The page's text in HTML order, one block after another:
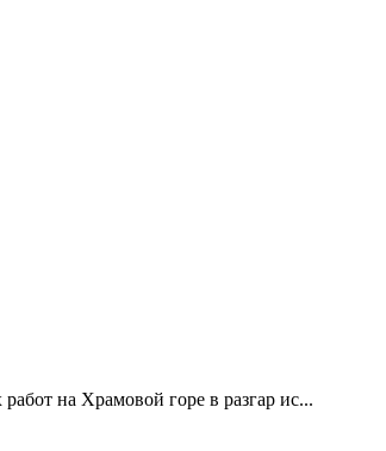
на Храмовой горе в разгар ис...